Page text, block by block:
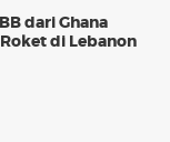
dari Ghana
di Lebanon